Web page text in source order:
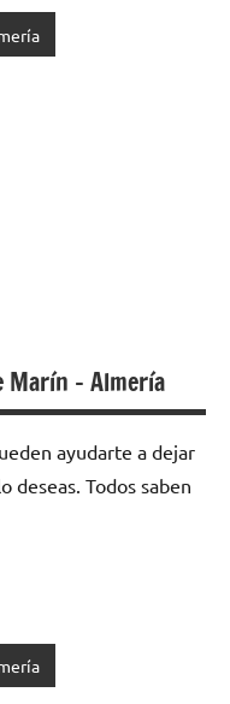
Marín – Almería
ayudarte а dejar
deseas. Todos saben